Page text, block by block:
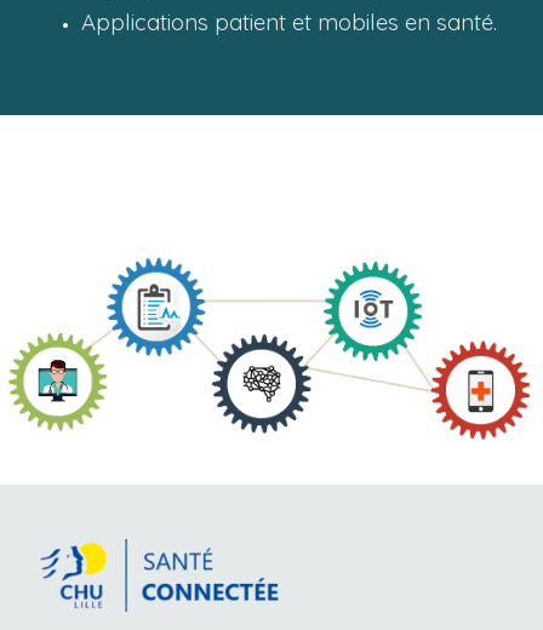
Applications patient et mobiles en santé.